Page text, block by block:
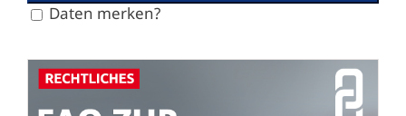
Daten merken?